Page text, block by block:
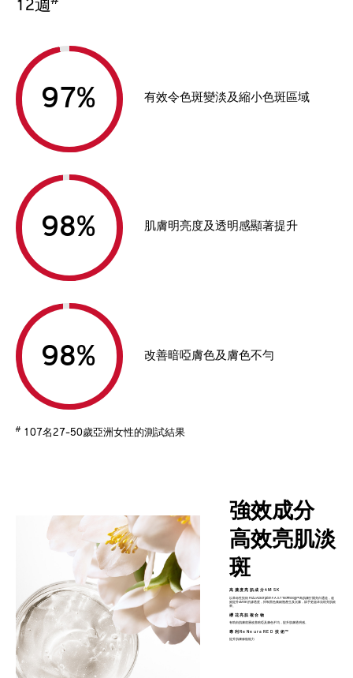
12週
% 有效令色斑變淡及縮小色斑區域
% 肌膚明亮度及透明感顯著提升
% 改善暗啞膚色及膚色不勻
# 107名27-50歲亞洲女性的測試結果
強效成分
高效亮肌淡
斑
高濃度亮肌成分4MSK
以革命性技術 Fluid Absorption F.A.S.T Technology™為肌膚打開亮白通道，速
效提升4MSK的滲透度，抑制黑色素細胞產生及沉澱，賦予更超卓淡斑亮肌效
果。
櫻花亮肌複合物
有助由肌膚底層改善暗啞及膚色不均，提升肌膚透明感。
專利ReNeuraRED 技術™
提升肌膚修復能力